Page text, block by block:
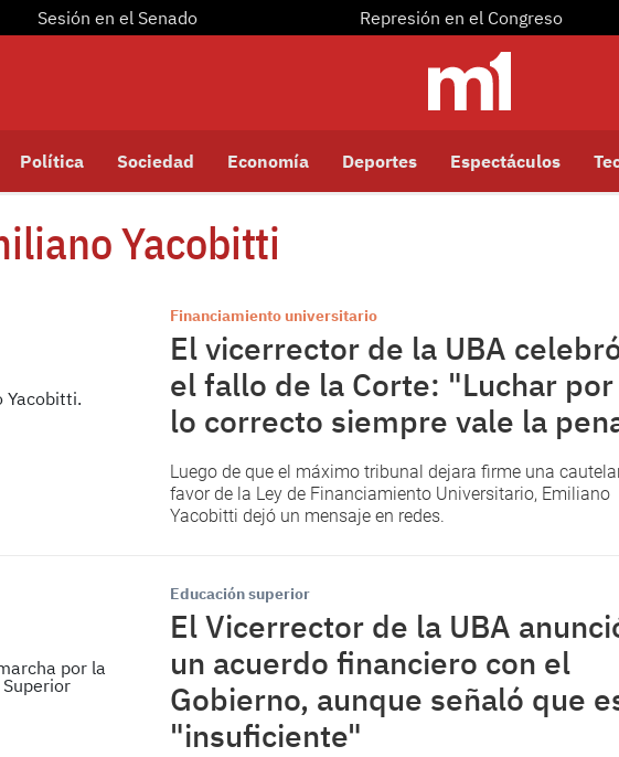
Sesión en el Senado Represión en el Congreso
Política Sociedad Economía Deportes Espectáculos
Yacobitti
Financiamiento universitario
El vicerrector de la UBA
el fallo de la Corte: "Luchar por
lo correcto siempre vale la
Luego de que el máximo tribunal dejara firme una
favor de la Ley de Financiamiento Universitario, Emiliano
Yacobitti dejó un mensaje en redes.
Educación superior
El Vicerrector de la UBA
un acuerdo financiero con el
Gobierno, aunque señaló que
"insuficiente"